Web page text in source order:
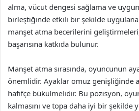
alma, vücut dengesi sağlama ve
birleştiğinde etkili bir şekilde
manşet atma becerilerini
başarısına katkıda bulunur.
Manşet atma sırasında, oyuncunun
önemlidir. Ayaklar omuz genişliğinde
hafifçe bükülmelidir. Bu pozisyon,
kalmasını ve topa daha iyi bir şekilde